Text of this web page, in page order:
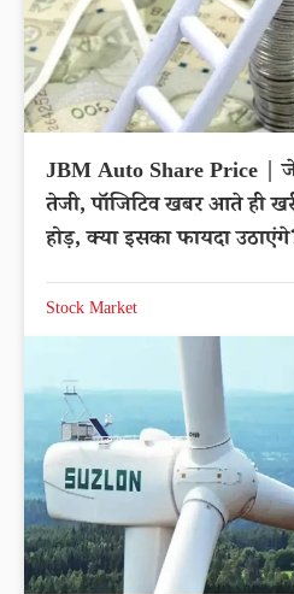
JBM Auto Share Price |
तेजी, पॉजिटिव खबर आते ही
होड़, क्या इसका फायदा
Stock Market